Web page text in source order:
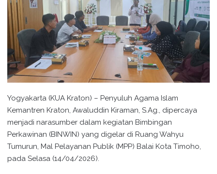
Yogyakarta (KUA Kraton) – Penyuluh Agama Islam
Kemantren Kraton, Awaluddin Kiraman, S.Ag., dipercaya
menjadi narasumber dalam kegiatan Bimbingan
Perkawinan (BINWIN) yang digelar di Ruang Wahyu
Tumurun, Mal Pelayanan Publik (MPP) Balai Kota Timoho,
pada Selasa (14/04/2026).